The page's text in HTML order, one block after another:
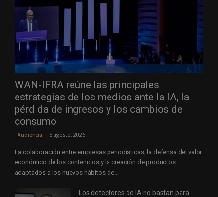
WAN-IFRA reúne las principales
estrategias de los medios ante la IA, la
pérdida de ingresos y los cambios de
consumo
Audiencia 5 agosto, 2026
La colaboración entre empresas periodísticas, la defensa del valor
económico de los contenidos y la creación de productos
adaptados a los nuevos hábitos de...
Los detectores de IA no bastan para